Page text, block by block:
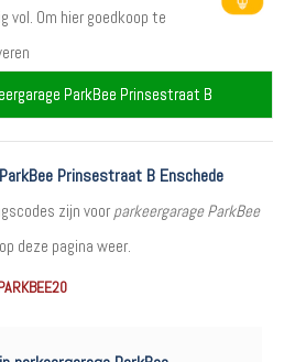
Om hier goedkoop te
ParkBee Prinsestraat B
Prinsestraat B Enschede
zijn voor parkeergarage ParkBee
deze pagina weer.